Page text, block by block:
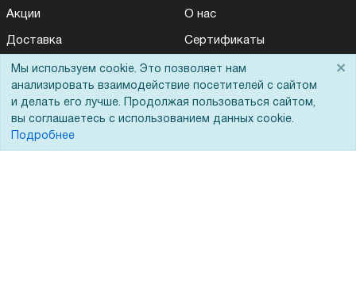
Акции
Доставка
Оплата
Для дилеров
Лизинг
О нас
Сертификаты
Новости
Контакты
Мы используем cookie. Это позволяет нам
анализировать взаимодействие посетителей с сайтом
и делать его лучше. Продолжая пользоваться сайтом,
вы соглашаетесь с использованием данных cookie.
Подробнее
×